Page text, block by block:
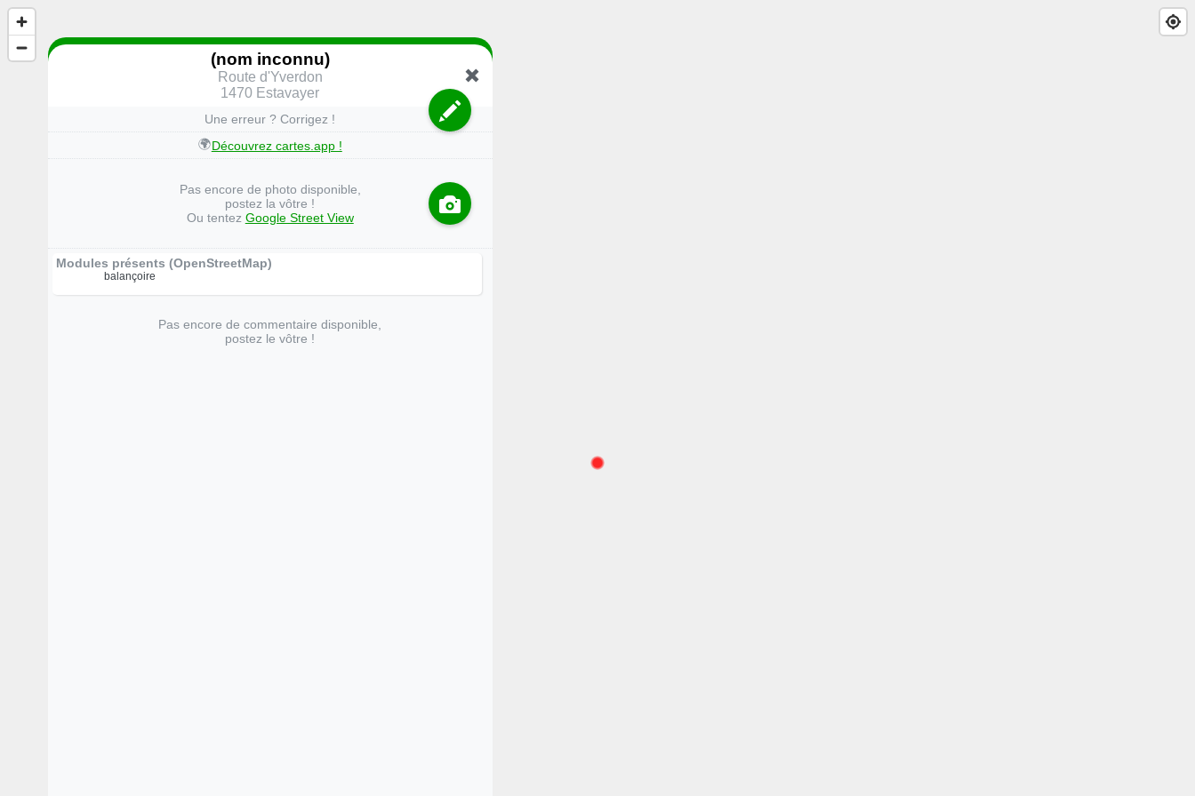
(nom inconnu)
Route d'Yverdon
1470 Estavayer
Une erreur ? Corrigez !
🌍Découvrez cartes.app !
Pas encore de photo disponible,
postez la vôtre !
Ou tentez Google Street View
Modules présents (OpenStreetMap)
balançoire
Pas encore de commentaire disponible,
postez le vôtre !